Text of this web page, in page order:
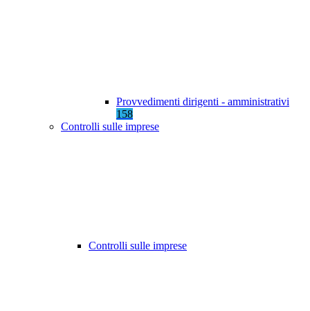
Provvedimenti dirigenti - amministrativi
158
Controlli sulle imprese
Controlli sulle imprese